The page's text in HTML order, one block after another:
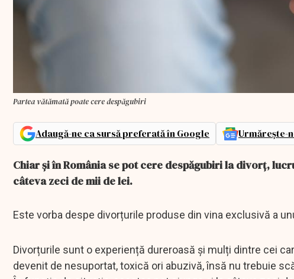
Partea vătămată poate cere despăgubiri
Adaugă-ne ca sursă preferată în Google Urmărește-
Chiar și în România se pot cere despăgubiri la divorț,
câteva zeci de mii de lei.
Este vorba despe divorțurile produse din vina exclusivă a
Divorțurile sunt o experiență dureroasă și mulți dintre cei
devenit de nesuportat, toxică ori abuzivă, însă nu trebuie